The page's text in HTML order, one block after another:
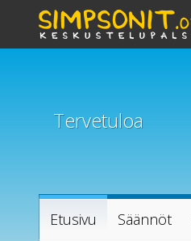
Tervetuloa
Etusivu Säännöt